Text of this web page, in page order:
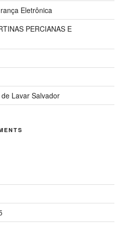
Eletrônica
PERCIANAS E
Lavar Salvador